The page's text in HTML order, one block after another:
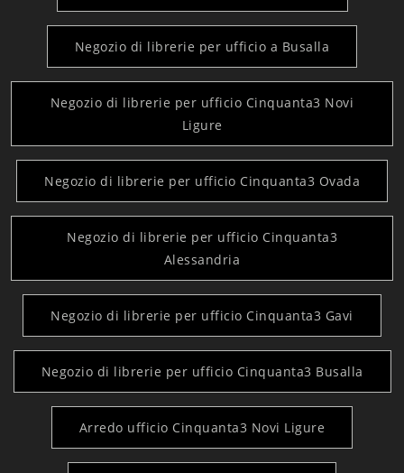
Negozio di librerie per ufficio a Busalla
Negozio di librerie per ufficio Cinquanta3 Novi
Ligure
Negozio di librerie per ufficio Cinquanta3 Ovada
Negozio di librerie per ufficio Cinquanta3
Alessandria
Negozio di librerie per ufficio Cinquanta3 Gavi
Negozio di librerie per ufficio Cinquanta3 Busalla
Arredo ufficio Cinquanta3 Novi Ligure